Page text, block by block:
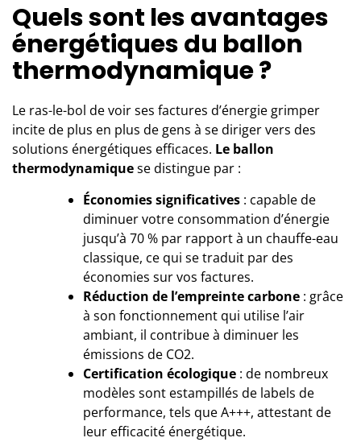
Quels sont les avantages
énergétiques du ballon
thermodynamique ?
Le ras-le-bol de voir ses factures d’énergie grimper
incite de plus en plus de gens à se diriger vers des
solutions énergétiques efficaces. Le ballon
thermodynamiquese distingue par :
Économies significatives : capable de
diminuer votre consommation d’énergie
jusqu’à 70 % par rapport à un chauffe-eau
classique, ce qui se traduit par des
économies sur vos factures.
Réduction de l’empreinte carbone : grâce
à son fonctionnement qui utilise l’air
ambiant, il contribue à diminuer les
émissions de CO2.
Certification écologique : de nombreux
modèles sont estampillés de labels de
performance, tels que A+++, attestant de
leur efficacité énergétique.